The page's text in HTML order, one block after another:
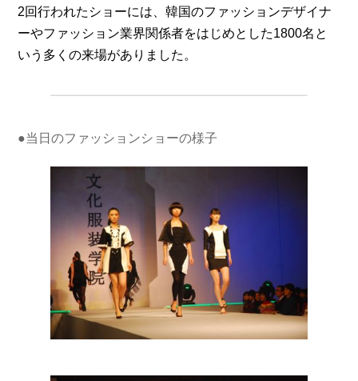
2回行われたショーには、韓国のファッションデザイナ
ーやファッション業界関係者をはじめとした1800名と
いう多くの来場がありました。
●当日のファッションショーの様子